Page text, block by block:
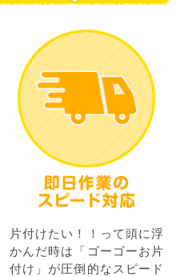
片付けたい！！って頭に浮
かんだ時は「ゴーゴーお片
付け」が圧倒的なスピード